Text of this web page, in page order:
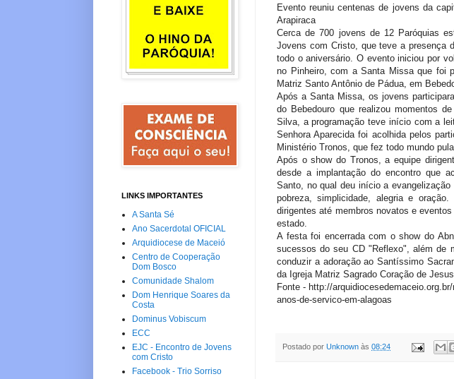
Evento reuniu centenas de jovens da
Arapiraca
Cerca de 700 jovens de 12 Paróquias
Jovens com Cristo, que teve a presença
todo o aniversário. O evento iniciou por
no Pinheiro, com a Santa Missa que foi
Matriz Santo Antônio de Pádua, em
Após a Santa Missa, os jovens
do Bebedouro que realizou momentos
Silva, a programação teve início com a
Senhora Aparecida foi acolhida pelos
Ministério Tronos, que fez todo mundo
Após o show do Tronos, a equipe
desde a implantação do encontro que
Santo, no qual deu início a
pobreza, simplicidade, alegria e
dirigentes até membros novatos e
estado.
A festa foi encerrada com o show do
sucessos do seu CD "Reflexo", além de
conduzir a adoração ao Santíssimo
da Igreja Matriz Sagrado Coração de
Fonte - http://
anos-de-servico-em-alagoas
Postado por Unknown às 08:24
LINKS IMPORTANTES
A Santa Sé
Ano Sacerdotal OFICIAL
Arquidiocese de Maceió
Centro de Cooperação
Dom Bosco
Comunidade Shalom
Dom Henrique Soares da
Costa
Dominus Vobiscum
ECC
EJC - Encontro de Jovens
com Cristo
Facebook - Trio Sorriso